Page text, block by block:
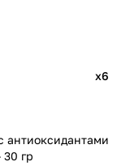
x6
антиоксидантами
гр